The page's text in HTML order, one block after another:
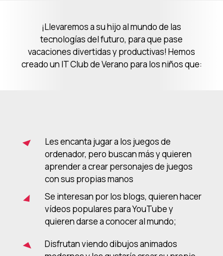
¡Llevaremos a su hijo al mundo de las
tecnologías del futuro, para que pase
vacaciones divertidas y productivas! Hemos
creado un IT Club de Verano para los niños que:
Les encanta jugar a los juegos de
ordenador, pero buscan más y quieren
aprender a crear personajes de juegos
con sus propias manos
Se interesan por los blogs, quieren hacer
vídeos populares para YouTube y
quieren darse a conocer al mundo;
Disfrutan viendo dibujos animados